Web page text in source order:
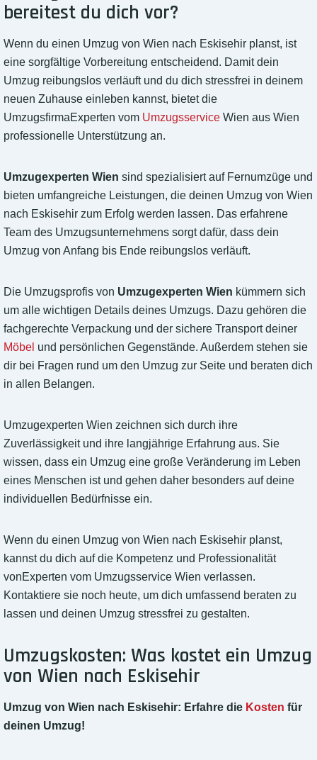
bereitest du dich vor?
Wenn du einen Umzug von Wien nach Eskisehir planst, ist
eine sorgfältige Vorbereitung entscheidend. Damit dein
Umzug reibungslos verläuft und du dich stressfrei in deinem
neuen Zuhause einleben kannst, bietet die
UmzugsfirmaExperten vom Umzugsservice Wien aus Wien
professionelle Unterstützung an.
Umzugexperten Wien sind spezialisiert auf Fernumzüge und
bieten umfangreiche Leistungen, die deinen Umzug von Wien
nach Eskisehir zum Erfolg werden lassen. Das erfahrene
Team des Umzugsunternehmens sorgt dafür, dass dein
Umzug von Anfang bis Ende reibungslos verläuft.
Die Umzugsprofis von Umzugexperten Wien kümmern sich
um alle wichtigen Details deines Umzugs. Dazu gehören die
fachgerechte Verpackung und der sichere Transport deiner
Möbel und persönlichen Gegenstände. Außerdem stehen sie
dir bei Fragen rund um den Umzug zur Seite und beraten dich
in allen Belangen.
Umzugexperten Wien zeichnen sich durch ihre
Zuverlässigkeit und ihre langjährige Erfahrung aus. Sie
wissen, dass ein Umzug eine große Veränderung im Leben
eines Menschen ist und gehen daher besonders auf deine
individuellen Bedürfnisse ein.
Wenn du einen Umzug von Wien nach Eskisehir planst,
kannst du dich auf die Kompetenz und Professionalität
vonExperten vom Umzugsservice Wien verlassen.
Kontaktiere sie noch heute, um dich umfassend beraten zu
lassen und deinen Umzug stressfrei zu gestalten.
Umzugskosten: Was kostet ein Umzug
von Wien nach Eskisehir
Umzug von Wien nach Eskisehir: Erfahre die Kosten für
deinen Umzug!